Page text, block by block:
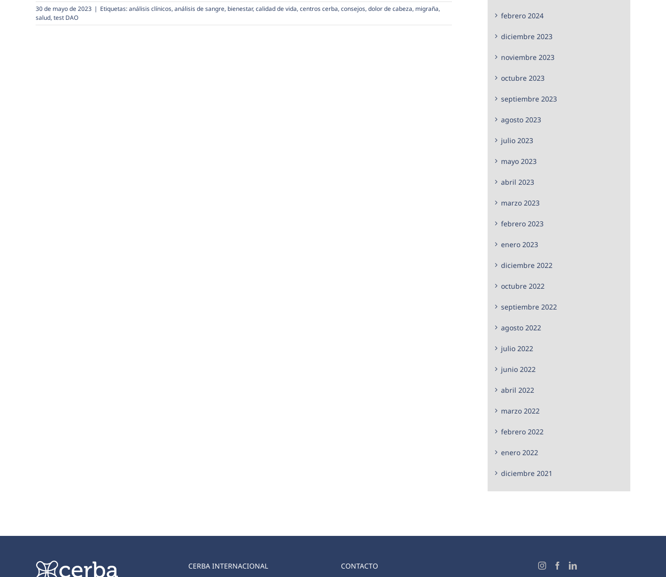
30 de mayo de 2023 | Etiquetas:análisis clínicos, análisis de sangre, bienestar, calidad de vida, centros cerba, consejos, dolor de cabeza, migraña,
salud, test DAO febrero 2024
diciembre 2023
noviembre 2023
octubre 2023
septiembre 2023
agosto 2023
julio 2023
mayo 2023
abril 2023
marzo 2023
febrero 2023
enero 2023
diciembre 2022
octubre 2022
septiembre 2022
agosto 2022
julio 2022
junio 2022
abril 2022
marzo 2022
febrero 2022
enero 2022
diciembre 2021
CERBA INTERNACIONAL CONTACTO